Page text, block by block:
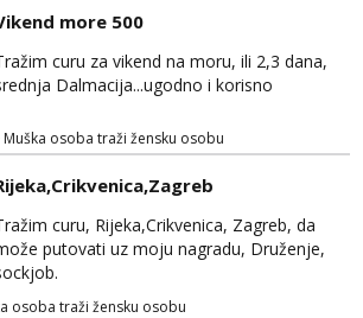
more 500
curu za vikend na moru, ili 2,3 dana,
Dalmacija...ugodno i korisno
Muška osoba traži žensku osobu
curu, Rijeka,Crikvenica, Zagreb, da
putovati uz moju nagradu, Druženje,
osoba traži žensku osobu